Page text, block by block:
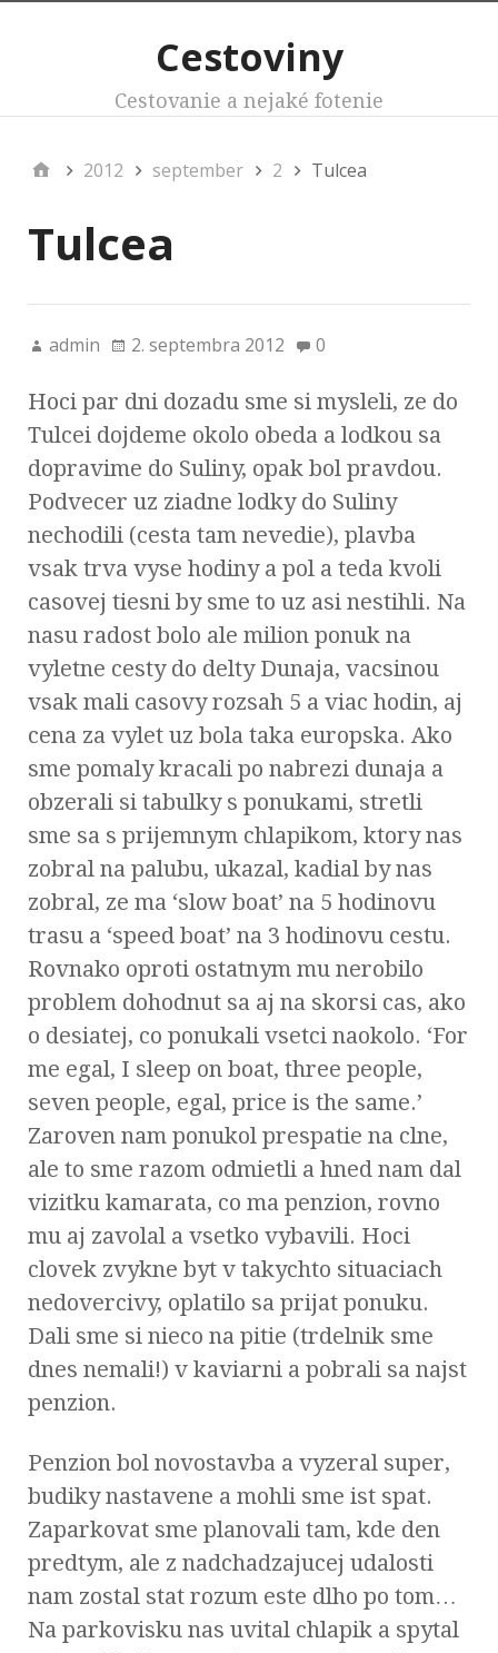
Cestoviny
Cestovanie a nejaké fotenie
2012 september 2 Tulcea
Tulcea
admin 2. septembra 2012 0
Hoci par dni dozadu sme si mysleli, ze do
Tulcei dojdeme okolo obeda a lodkou sa
dopravime do Suliny, opak bol pravdou.
Podvecer uz ziadne lodky do Suliny
nechodili (cesta tam nevedie), plavba
vsak trva vyse hodiny a pol a teda kvoli
casovej tiesni by sme to uz asi nestihli. Na
nasu radost bolo ale milion ponuk na
vyletne cesty do delty Dunaja, vacsinou
vsak mali casovy rozsah 5 a viac hodin, aj
cena za vylet uz bola taka europska. Ako
sme pomaly kracali po nabrezi dunaja a
obzerali si tabulky s ponukami, stretli
sme sa s prijemnym chlapikom, ktory nas
zobral na palubu, ukazal, kadial by nas
zobral, ze ma ‘slow boat’ na 5 hodinovu
trasu a ‘speed boat’ na 3 hodinovu cestu.
Rovnako oproti ostatnym mu nerobilo
problem dohodnut sa aj na skorsi cas, ako
o desiatej, co ponukali vsetci naokolo. ‘For
me egal, I sleep on boat, three people,
seven people, egal, price is the same.’
Zaroven nam ponukol prespatie na clne,
ale to sme razom odmietli a hned nam dal
vizitku kamarata, co ma penzion, rovno
mu aj zavolal a vsetko vybavili. Hoci
clovek zvykne byt v takychto situaciach
nedovercivy, oplatilo sa prijat ponuku.
Dali sme si nieco na pitie (trdelnik sme
dnes nemali!) v kaviarni a pobrali sa najst
penzion.
Penzion bol novostavba a vyzeral super,
budiky nastavene a mohli sme ist spat.
Zaparkovat sme planovali tam, kde den
predtym, ale z nadchadzajucej udalosti
nam zostal stat rozum este dlho po tom…
Na parkovisku nas uvital chlapik a spytal